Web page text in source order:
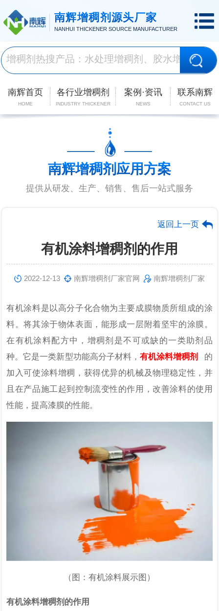
南辉增稠剂源头厂家
NANHUI THICKENER SOURCE MANUFACTURER
南辉首页
HOME
各行业增稠剂
INDUSTRY THICKENER
案例·资讯
NEWS
联系南辉
CONTACT US
南辉增稠剂应用方案
提供从研发、生产、销售、售后一站式服务
返回上一页
有机涂料增稠剂的作用
2022-12-13 南辉增稠剂厂家官网 南辉增稠剂厂家
有机涂料是以高分子化合物为主要成膜物质所组成的涂
料。将其涂于物体表面，能形成一层附着坚牢的涂膜。
在有机涂料配方中，增稠剂是不可或缺的一类助剂品
种。它是一类新型功能高分子材料， 有机涂料增稠剂
的
加入可使涂料增稠，获得优异的机械及物理稳定性，并
且在产品施工起到控制流变性的作用，改善涂料的使用
性能，提高漆膜的性能。
（图：有机涂料展示图）
有机涂料增稠剂的作用